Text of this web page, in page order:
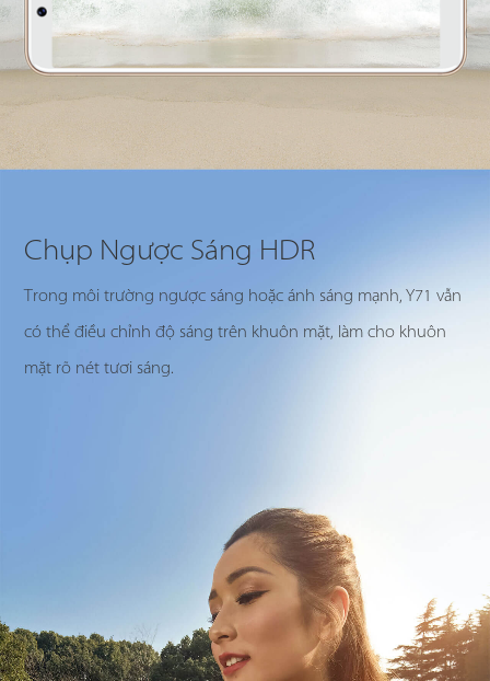
Chụp Ngược Sáng HDR
Trong môi trường ngược sáng hoặc ánh sáng mạnh, Y71 vẫn
có thể điều chỉnh độ sáng trên khuôn mặt, làm cho khuôn
mặt rõ nét tươi sáng.